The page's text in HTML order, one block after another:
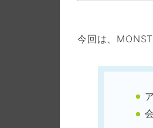
今回は、